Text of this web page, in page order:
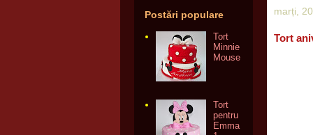
marți,
Tort
Postări populare
Tort
Minnie
Mouse
Tort
pentru
Emma